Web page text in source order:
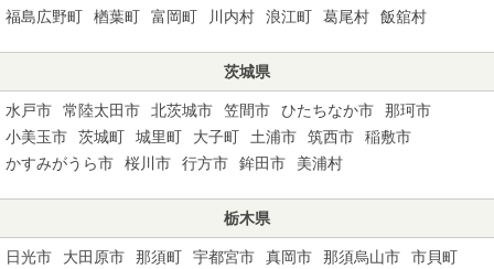
福島広野町
楢葉町 富岡町 川内村 浪江町 葛尾村 飯舘村
茨城県
水戸市 常陸太田市 北茨城市 笠間市 ひたちなか市
那珂市
小美玉市
茨城町 城里町 大子町 土浦市 筑西市
稲敷市
かすみがうら市
桜川市 行方市 鉾田市 美浦村
栃木県
日光市 大田原市 那須町 宇都宮市 真岡市 那須烏山市
市貝町